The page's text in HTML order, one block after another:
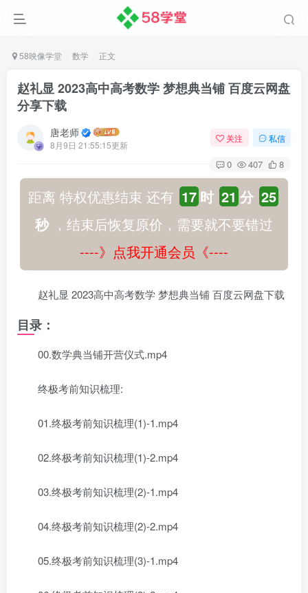
58映像学堂 数学 正文
赵礼显 2023高中高考数学 梦想典当铺 百度云网盘
分享下载
唐老师
8月9日 21:55:15更新
关注 私信
0 407 8
距离 特权优惠结束 还有 17 时 21 分 24
秒，结束后恢复原价，需要就不要错过
----》点我开通会员《----
赵礼显 2023高中高考数学 梦想典当铺 百度云网盘下载
目录：
00.数学典当铺开营仪式.mp4
终极考前知识梳理:
01.终极考前知识梳理(1)-1.mp4
02.终极考前知识梳理(1)-2.mp4
03.终极考前知识梳理(2)-1.mp4
04.终极考前知识梳理(2)-2.mp4
05.终极考前知识梳理(3)-1.mp4